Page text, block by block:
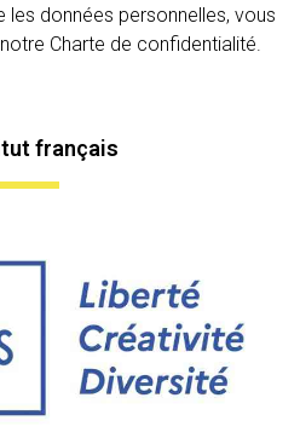
les données personnelles, vous
Charte de confidentialité.
français